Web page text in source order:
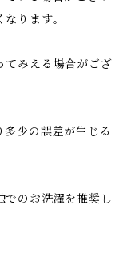
ります。
てみえる場合がござ
少の誤差が生じる
でのお洗濯を推奨し